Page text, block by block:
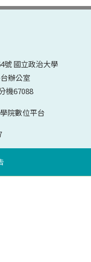
號 國立政治大學
辦公室
機67088
院數位平台